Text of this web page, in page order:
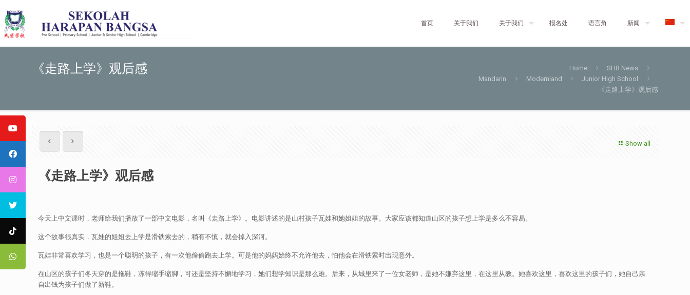
首页 关于我们 关于我们 报名处 语言角 新闻
《走路上学》观后感 Home
SHB News
Mandarin
Modernland
Junior High School
《走路上学》观后感
Show all
《走路上学》观后感
今天上中文课时，老师给我们播放了一部中文电影，名叫《走路上学》。电影讲述的是山村孩子瓦娃和她姐姐的故事。大家应该都知道山区的孩子想上学是多么不容易。
这个故事很真实，瓦娃的姐姐去上学是滑铁索去的，稍有不慎，就会掉入深河。
瓦娃非常喜欢学习，也是一个聪明的孩子，有一次他偷偷跑去上学。可是他的妈妈始终不允许他去，怕他会在滑铁索时出现意外。
在山区的孩子们冬天穿的是拖鞋，冻得缩手缩脚，可还是坚持不懈地学习，她们想学知识是那么难。后来，从城里来了一位女老师，是她不嫌弃这里，在这里从教。她喜欢这里，喜欢这里的孩子们，她自己亲
自出钱为孩子们做了新鞋。